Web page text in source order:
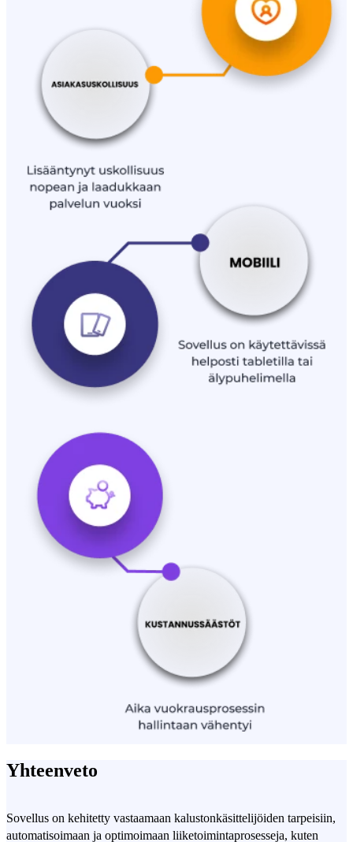
Yhteenveto
Sovellus on kehitetty vastaamaan kalustonkäsittelijöiden tarpeisiin,
automatisoimaan ja optimoimaan liiketoimintaprosesseja, kuten